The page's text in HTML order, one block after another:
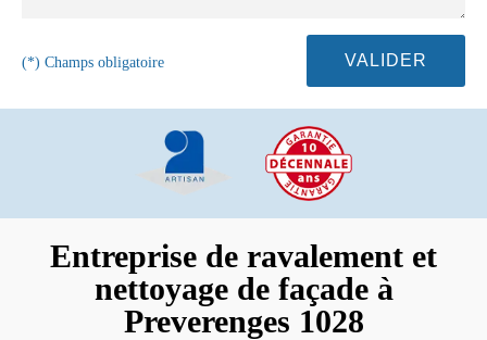
(*) Champs obligatoire
Entreprise de ravalement et
nettoyage de façade à
Preverenges 1028